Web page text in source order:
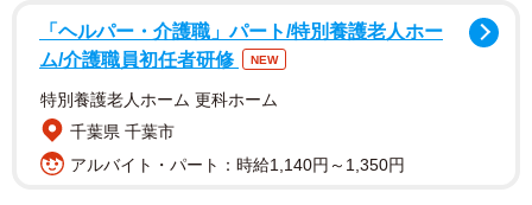
「ヘルパー・介護職」パート/特別養護老人ホー
ム/介護職員初任者研修
NEW
特別養護老人ホーム 更科ホーム
千葉県 千葉市
アルバイト・パート：時給1,140円～1,350円